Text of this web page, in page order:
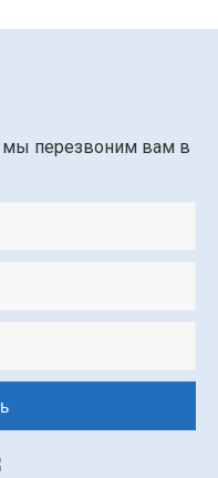
мы перезвоним вам в